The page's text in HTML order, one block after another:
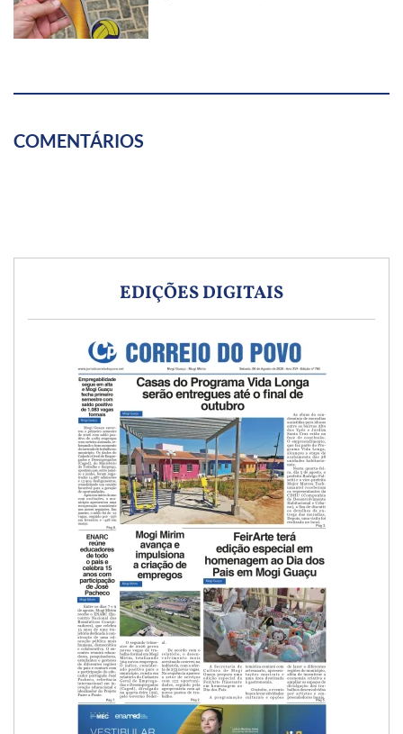
COMENTÁRIOS
EDIÇÕES DIGITAIS